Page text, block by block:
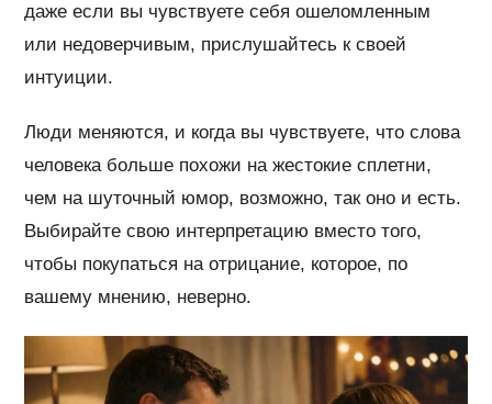
даже если вы чувствуете себя ошеломленным
или недоверчивым, прислушайтесь к своей
интуиции.
Люди меняются, и когда вы чувствуете, что слова
человека больше похожи на жестокие сплетни,
чем на шуточный юмор, возможно, так оно и есть.
Выбирайте свою интерпретацию вместо того,
чтобы покупаться на отрицание, которое, по
вашему мнению, неверно.